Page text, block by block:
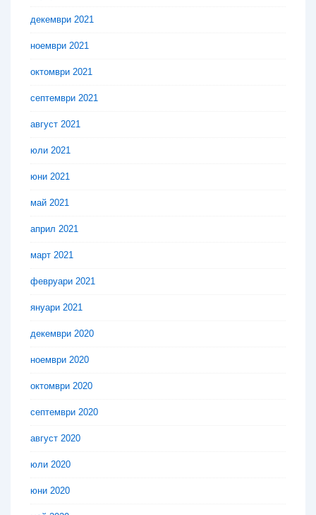
декември 2021
ноември 2021
октомври 2021
септември 2021
август 2021
юли 2021
юни 2021
май 2021
април 2021
март 2021
февруари 2021
януари 2021
декември 2020
ноември 2020
октомври 2020
септември 2020
август 2020
юли 2020
юни 2020